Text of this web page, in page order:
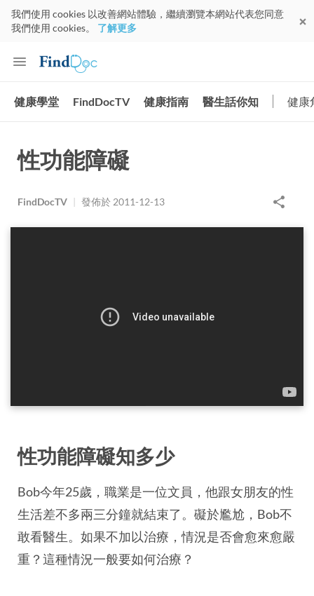
我們使用 cookies 以改善網站體驗，繼續瀏覽本網站代表您同意
我們使用 cookies。 了解更多
健康學堂 FindDocTV 健康指南 醫生話你知 健康
性功能障礙
FindDocTV | 發佈於 2011-12-13
性功能障礙知多少
Bob今年25歲，職業是一位文員，他跟女朋友的性
生活差不多兩三分鐘就結束了。礙於尷尬，Bob不
敢看醫生。如果不加以治療，情況是否會愈來愈嚴
重？這種情況一般要如何治療？